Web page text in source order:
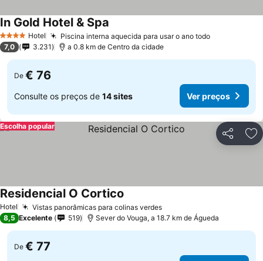
4 EstrelasHotel Piscina interna aquecida para usar o ano todo
In Gold Hotel & Spa
7,0 3.231 a 0.8 km de Centro da cidade
De € 76
Consulte os preços de 14 sites Ver preços
Partilhar
Escolha popular
Hotel Vistas panorâmicas para colinas verdes
Residencial O Cortico
8,5 Excelente 519 Sever do Vouga, a 18.7 km de Águeda
De € 77